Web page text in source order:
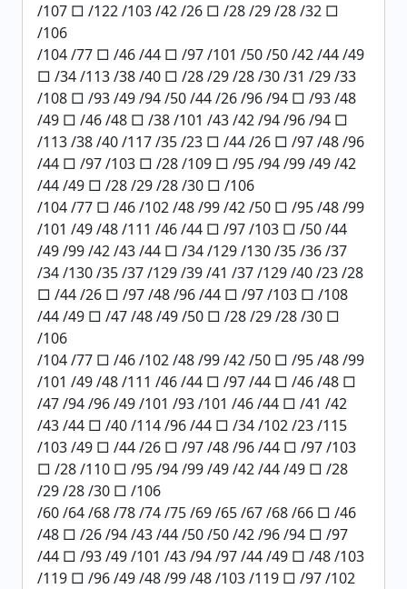
/107 □ /122 /103 /42 /26 □ /28 /29 /28 /32 □
/106
/104 /77 □ /46 /44 □ /97 /101 /50 /50 /42 /44 /49
□ /34 /113 /38 /40 □ /28 /29 /28 /30 /31 /29 /33
/108 □ /93 /49 /94 /50 /44 /26 /96 /94 □ /93 /48
/49 □ /46 /48 □ /38 /101 /43 /42 /94 /96 /94 □
/113 /38 /40 /117 /35 /23 □ /44 /26 □ /97 /48 /96
/44 □ /97 /103 □ /28 /109 □ /95 /94 /99 /49 /42
/44 /49 □ /28 /29 /28 /30 □ /106
/104 /77 □ /46 /102 /48 /99 /42 /50 □ /95 /48 /99
/101 /49 /48 /111 /46 /44 □ /97 /103 □ /50 /44
/49 /99 /42 /43 /44 □ /34 /129 /130 /35 /36 /37
/34 /130 /35 /37 /129 /39 /41 /37 /129 /40 /23 /28
□ /44 /26 □ /97 /48 /96 /44 □ /97 /103 □ /108
/44 /49 □ /47 /48 /49 /50 □ /28 /29 /28 /30 □
/106
/104 /77 □ /46 /102 /48 /99 /42 /50 □ /95 /48 /99
/101 /49 /48 /111 /46 /44 □ /97 /44 □ /46 /48 □
/47 /94 /96 /49 /101 /93 /101 /46 /44 □ /41 /42
/43 /44 □ /40 /114 /96 /44 □ /34 /102 /23 /115
/103 /49 □ /44 /26 □ /97 /48 /96 /44 □ /97 /103
□ /28 /110 □ /95 /94 /99 /49 /42 /44 /49 □ /28
/29 /28 /30 □ /106
/60 /64 /68 /78 /74 /75 /69 /65 /67 /68 /66 □ /46
/48 □ /26 /94 /43 /44 /50 /50 /42 /96 /94 □ /97
/44 □ /93 /49 /101 /43 /94 /97 /44 /49 □ /48 /103
/119 □ /96 /49 /48 /99 /48 /103 /119 □ /97 /102